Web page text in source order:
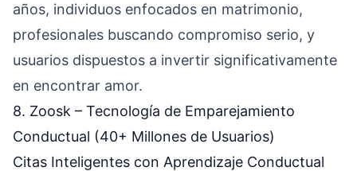
años, individuos enfocados en matrimonio,
profesionales buscando compromiso serio, y
usuarios dispuestos a invertir significativamente
en encontrar amor.
8. Zoosk – Tecnología de Emparejamiento
Conductual (40+ Millones de Usuarios)
Citas Inteligentes con Aprendizaje Conductual